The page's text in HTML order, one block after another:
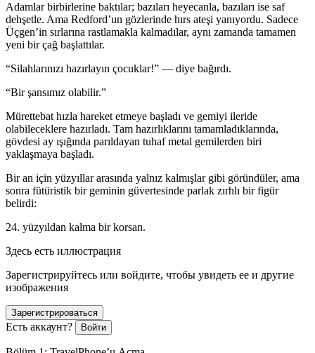
Adamlar birbirlerine baktılar; bazıları heyecanla, bazıları ise saf
dehşetle. Ama Redford’un gözlerinde hırs ateşi yanıyordu. Sadece
Üçgen’in sırlarına rastlamakla kalmadılar, aynı zamanda tamamen
yeni bir çağ başlattılar.
“Silahlarınızı hazırlayın çocuklar!” — diye bağırdı.
“Bir şansımız olabilir.”
Mürettebat hızla hareket etmeye başladı ve gemiyi ileride
olabileceklere hazırladı. Tam hazırlıklarını tamamladıklarında,
gövdesi ay ışığında parıldayan tuhaf metal gemilerden biri
yaklaşmaya başladı.
Bir an için yüzyıllar arasında yalnız kalmışlar gibi göründüler, ama
sonra fütüristik bir geminin güvertesinde parlak zırhlı bir figür
belirdi:
24. yüzyıldan kalma bir korsan.
Здесь есть иллюстрация
Зарегистрируйтесь или войдите, чтобы увидеть ее и другие
изображения
Зарегистрироваться
Есть аккаунт? Войти